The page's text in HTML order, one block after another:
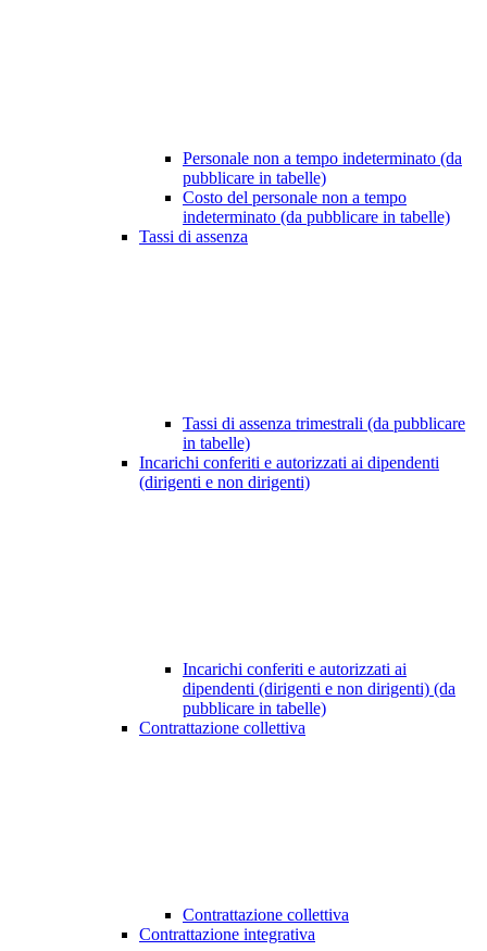
Personale non a tempo indeterminato (da
pubblicare in tabelle)
Costo del personale non a tempo
indeterminato (da pubblicare in tabelle)
Tassi di assenza
Tassi di assenza trimestrali (da pubblicare
in tabelle)
Incarichi conferiti e autorizzati ai dipendenti
(dirigenti e non dirigenti)
Incarichi conferiti e autorizzati ai
dipendenti (dirigenti e non dirigenti) (da
pubblicare in tabelle)
Contrattazione collettiva
Contrattazione collettiva
Contrattazione integrativa